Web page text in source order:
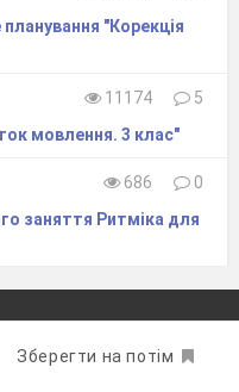
"Корекція
11174
5
мовлення. 3 клас"
686
0
заняття Ритміка для
Зберегти на потім
кириличну